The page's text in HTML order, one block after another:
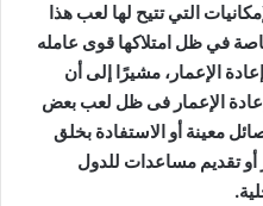
التي تتيح لها لعب هذا
في ظل امتلاكها قوى عامله
الإعمار، مشيرًا إلى أن
إعادة الإعمار فى ظل لعب بعض
معينة أو الاستفادة بخلق
أو تقديم مساعدات للدول